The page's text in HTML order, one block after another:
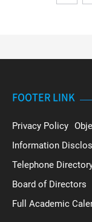
FOOTER LINK
Privacy Policy
Information
Telephone
Board of Directors
Full Academic